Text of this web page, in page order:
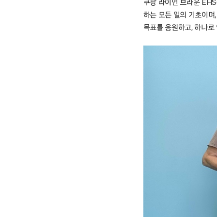
쿠팡 라이언 브라운
하는 모든 일의 기초이
목표를 응원하고, 하나